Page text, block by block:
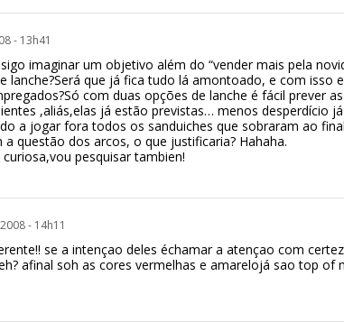
- 13h41
imaginar um objetivo além do “vender mais pela
lanche?Será que já fica tudo lá amontoado, e com isso
com duas opções de lanche é fácil prever as
,aliás,elas já estão previstas… menos desperdício
a jogar fora todos os sanduiches que sobraram ao
a questão dos arcos, o que justificaria? Hahaha.
pesquisar tambien!
- 14h11
se a intençao deles échamar a atençao com
afinal soh as cores vermelhas e amarelojá sao top of